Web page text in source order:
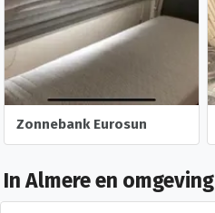
Zonnebank Eurosun
In Almere en omgeving